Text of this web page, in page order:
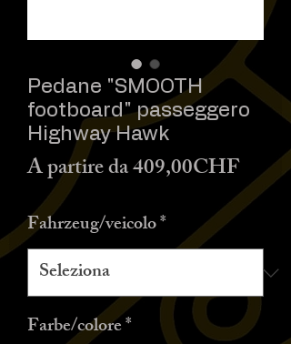
Pedane "SMOOTH
footboard" passeggero
Highway Hawk
A partire da409,00CHFPrezzo
Fahrzeug/veicolo*
Farbe/colore*